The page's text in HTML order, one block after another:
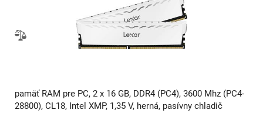
pamäť RAM pre PC, 2 x 16 GB, DDR4 (PC4), 3600 Mhz (PC4-
28800), CL18, Intel XMP, 1,35 V, herná, pasívny chladič